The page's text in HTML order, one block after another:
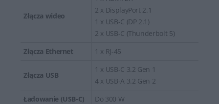
Złącza wideo
2 x DisplayPort 2.1
1 x USB-C (DP 2.1)
2 x USB-C (Thunderbolt 5)
Złącza Ethernet
1 x RJ-45
Złącza USB
1 x USB-C 3.2 Gen 1
4 x USB-A 3.2 Gen 2
Ładowanie (USB-C)
Do 300 W